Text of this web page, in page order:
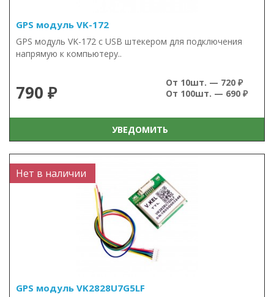
GPS модуль VK-172
GPS модуль VK-172 с USB штекером для подключения
напрямую к компьютеру..
790 ₽
От 10шт. — 720 ₽
От 100шт. — 690 ₽
УВЕДОМИТЬ
Нет в наличии
GPS модуль VK2828U7G5LF